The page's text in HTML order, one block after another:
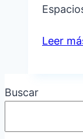
Leer
Buscar